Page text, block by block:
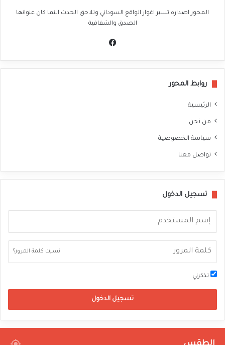
المحور اصدارة تسبر اغوار الواقع السوداني وتلاحق الحدث اينما كان عنوانها
الصدق والشفافية
روابط المحور
الرئيسية
من نحن
سياسة الخصوصية
تواصل معنا
تسجيل الدخول
نسيت كلمة المرور؟
تذكرني
تسجيل الدخول